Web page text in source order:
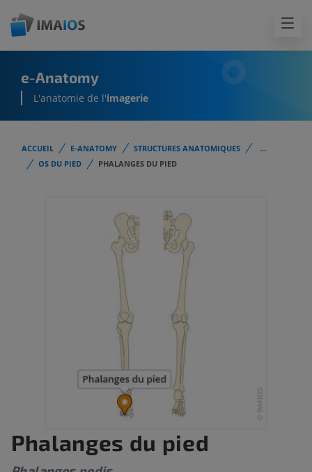
e-Anatomy
L'anatomie de l'imagerie
ACCUEIL E-ANATOMY STRUCTURES ANATOMIQUES
...
OS DU PIED
PHALANGES DU PIED
Phalanges du pied